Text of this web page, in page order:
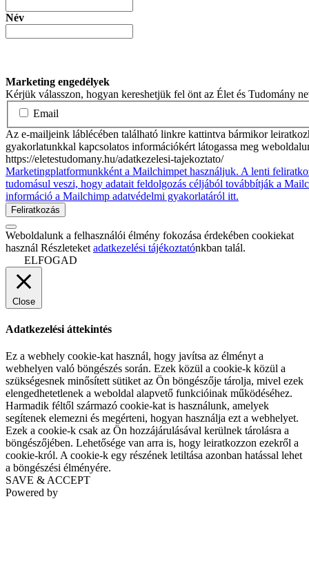
Név
Marketing engedélyek
Kérjük válasszon, hogyan kereshetjük fel önt az Élet és Tudomány
Email
Az e-mailjeink láblécében található linkre kattintva bármikor
gyakorlatunkkal kapcsolatos információkért látogassa meg
https://eletestudomany.hu/adatkezelesi-tajekoztato/
Marketingplatformunkként a Mailchimpet használjuk. A lenti
tudomásul veszi, hogy adatait feldolgozás céljából továbbítják a
információ a Mailchimp adatvédelmi gyakorlatáról itt.
Weboldalunk a felhasználói élmény fokozása érdekében cookiekat
használ Részleteket adatkezelési tájékoztatónkban talál.
ELFOGAD
Close
Adatkezelési áttekintés
Ez a webhely cookie-kat használ, hogy javítsa az élményt a
webhelyen való böngészés során. Ezek közül a cookie-k közül a
szükségesnek minősített sütiket az Ön böngészője tárolja, mivel ezek
elengedhetetlenek a weboldal alapvető funkcióinak működéséhez.
Harmadik féltől származó cookie-kat is használunk, amelyek
segítenek elemezni és megérteni, hogyan használja ezt a webhelyet.
Ezek a cookie-k csak az Ön hozzájárulásával kerülnek tárolásra a
böngészőjében. Lehetősége van arra is, hogy leiratkozzon ezekről a
cookie-król. A cookie-k egy részének letiltása azonban hatással lehet
a böngészési élményére.
SAVE & ACCEPT
Powered by